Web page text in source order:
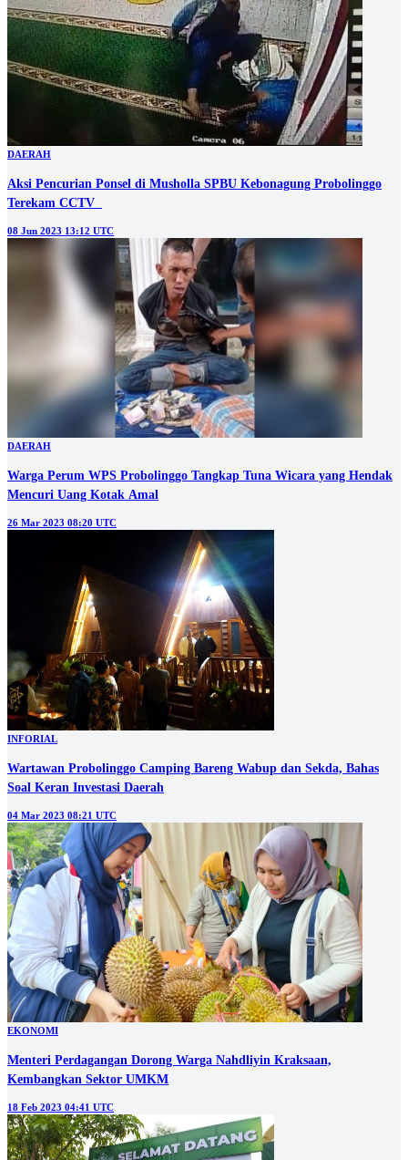
DAERAH
Aksi Pencurian Ponsel di Musholla SPBU Kebonagung Probolinggo
08 Jun 2023 13:12 UTC
DAERAH
Warga Perum WPS Probolinggo Tangkap Tuna Wicara yang Hendak
Mencuri Uang Kotak Amal
26 Mar 2023 08:20 UTC
INFORIAL
Wartawan Probolinggo Camping Bareng Wabup dan Sekda, Bahas
Soal Keran Investasi Daerah
04 Mar 2023 08:21 UTC
EKONOMI
Menteri Perdagangan Dorong Warga Nahdliyin Kraksaan,
Kembangkan Sektor UMKM
18 Feb 2023 04:41 UTC